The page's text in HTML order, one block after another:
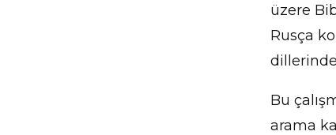
üzere
Rusça
Bu
arama